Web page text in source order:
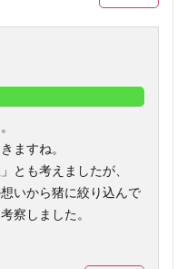
ますね。
とも考えましたが、
いから猪に絞り込んで
察しました。